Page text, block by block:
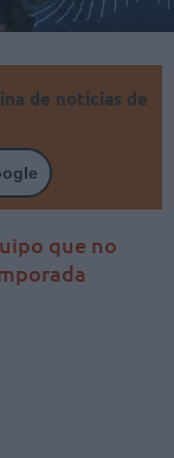
de noticias de
que no